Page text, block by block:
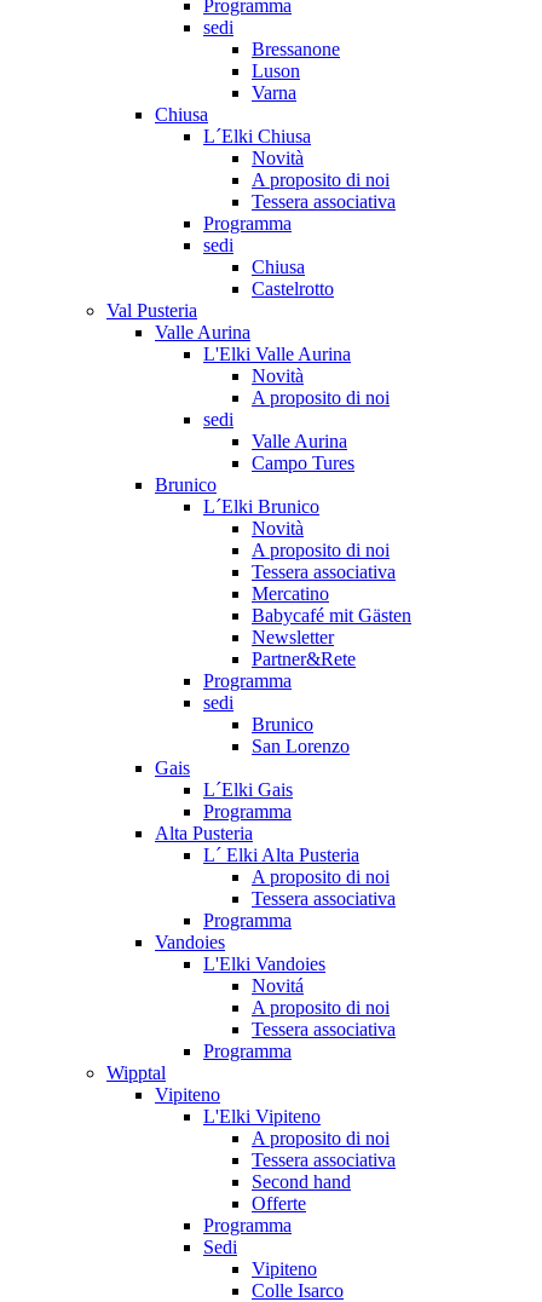
Programma
sedi
Bressanone
Luson
Varna
Chiusa
L´Elki Chiusa
Novità
A proposito di noi
Tessera associativa
Programma
sedi
Chiusa
Castelrotto
Val Pusteria
Valle Aurina
L'Elki Valle Aurina
Novità
A proposito di noi
sedi
Valle Aurina
Campo Tures
Brunico
L´Elki Brunico
Novità
A proposito di noi
Tessera associativa
Mercatino
Babycafé mit Gästen
Newsletter
Partner&Rete
Programma
sedi
Brunico
San Lorenzo
Gais
L´Elki Gais
Programma
Alta Pusteria
L´ Elki Alta Pusteria
A proposito di noi
Tessera associativa
Programma
Vandoies
L'Elki Vandoies
Novitá
A proposito di noi
Tessera associativa
Programma
Wipptal
Vipiteno
L'Elki Vipiteno
A proposito di noi
Tessera associativa
Second hand
Offerte
Programma
Sedi
Vipiteno
Colle Isarco